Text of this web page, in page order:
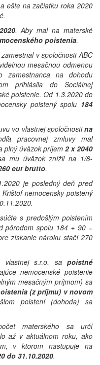
ešte na začiatku roka 2020
. Aby mal na materské
poistenia.
zamestnal v spoločnosti ABC
mesačnou odmenou
na dohodu
prihlásila do Sociálnej
poistenie. Od 1.3.2020 do
poistený spolu 184
vo vlastnej spoločnostina
pracovnej zmluvy mal
plný úväzok príjem 2 x 2040
mu úväzok znížil na 1/8-
eur brutto.
je posledný deň pred
nemocensky poistený
s predošlým poistením
pôrodom spolu 184 + 90 =
získanie nároku stačí 270
vlastnej s.r.o. sa poistné
nemocenské poistenie
mesačným príjmom) sa
(z príjmu) v novom
poistení (dohoda) sa
materského sa určí
až v aktuálnom roku, ako
v ktorom nastupuje na
do 31.10.2020.